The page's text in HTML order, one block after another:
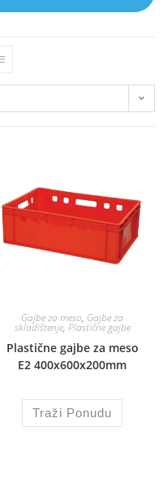
Gajbe za meso, Gajbe za
skladištenje, Plastične gajbe
Plastične gajbe za meso
E2 400x600x200mm
Traži Ponudu